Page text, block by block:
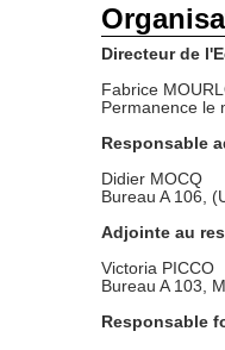
Directeur de
Fabrice
Permanence le
Responsable
Didier MOCQ
Bureau A 106,
Adjointe au
Victoria PICCO
Bureau A 103,
Responsable